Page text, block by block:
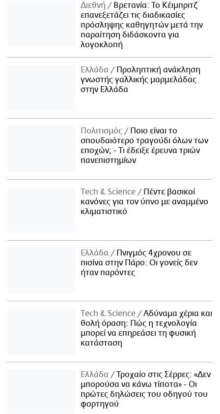
Διεθνή
Βρετανία: Το Κέιμπριτζ
επανεξετάζει τις διαδικασίες
πρόσληψης καθηγητών μετά την
παραίτηση διδάσκοντα για
λογοκλοπή
Ελλάδα
Προληπτική ανάκληση
γνωστής γαλλικής μαρμελάδας
στην Ελλάδα
Πολιτισμός
Ποιο είναι το
σπουδαιότερο τραγούδι όλων των
εποχών; - Τι έδειξε έρευνα τριών
πανεπιστημίων
Τech & Science
Πέντε βασικοί
κανόνες για τον ύπνο με αναμμένο
κλιματιστικό
Ελλάδα
Πνιγμός 4χρονου σε
πισίνα στην Πάρο: Οι γονείς δεν
ήταν παρόντες
Τech & Science
Αδύναμα χέρια και
θολή όραση: Πώς η τεχνολογία
μπορεί να επηρεάσει τη φυσική
κατάσταση
Ελλάδα
Τροχαίο στις Σέρρες: «Δεν
μπορούσα να κάνω τίποτα» - Οι
πρώτες δηλώσεις του οδηγού του
φορτηγού